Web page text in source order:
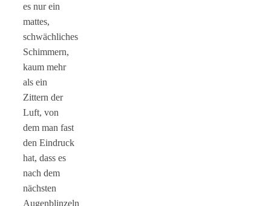
es nur ein
mattes,
schwächliches
Schimmern,
kaum mehr
als ein
Zittern der
Luft, von
dem man fast
den Eindruck
hat, dass es
nach dem
nächsten
Augenblinzeln